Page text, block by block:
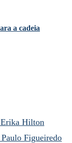
a cadeia
Hilton
Figueiredo